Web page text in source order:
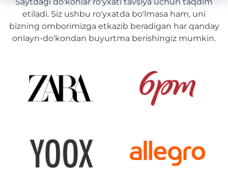
etiladi. Siz ushbu ro'yxatda bo'lmasa ham, uni
bizning omborimizga etkazib beradigan har qanday
onlayn-do'kondan buyurtma berishingiz mumkin.